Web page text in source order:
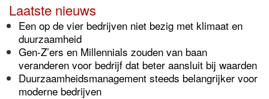
Laatste nieuws
Een op de vier bedrijven niet bezig met klimaat en
duurzaamheid
Gen-Z’ers en Millennials zouden van baan
veranderen voor bedrijf dat beter aansluit bij waarden
Duurzaamheidsmanagement steeds belangrijker voor
moderne bedrijven